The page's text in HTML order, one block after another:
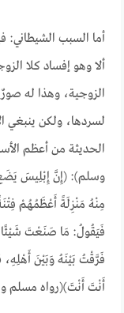
أما السبب الشيطاني:
ألا وهو إفساد كلا
الزوجية، وهذا له
لسردها، ولكن ينبغي
الحديثة من أعظم
وسلم): (إِنَّ إِبْلِيسَ يَضَعُ
مِنْهُ مَنْزِلَةً أَعْظَمُهُمْ
فَيَقُولُ: مَا صَنَعْتَ
فَرَّقْتُ بَيْنَهُ وَبَيْنَ
أَنْتَ أَنْتَ)(رواه مسلم